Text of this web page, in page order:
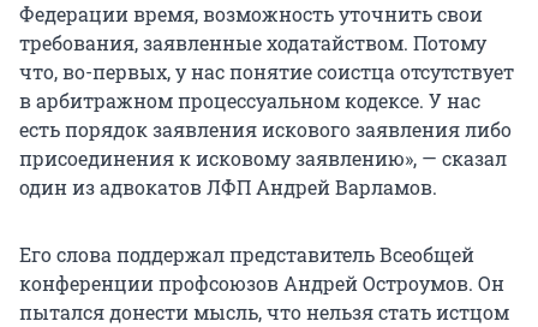
Федерации время, возможность уточнить свои
требования, заявленные ходатайством. Потому
что, во-первых, у нас понятие соистца отсутствует
в арбитражном процессуальном кодексе. У нас
есть порядок заявления искового заявления либо
присоединения к исковому заявлению», — сказал
один из адвокатов ЛФП Андрей Варламов.
Его слова поддержал представитель Всеобщей
конференции профсоюзов Андрей Остроумов. Он
пытался донести мысль, что нельзя стать истцом